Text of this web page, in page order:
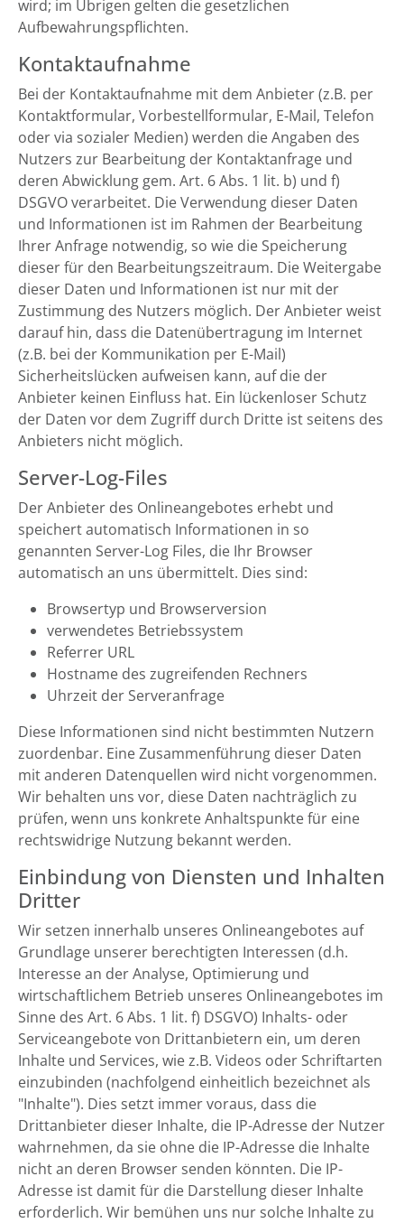
wird; im Übrigen gelten die gesetzlichen
Aufbewahrungspflichten.
Kontaktaufnahme
Bei der Kontaktaufnahme mit dem Anbieter (z.B. per
Kontaktformular, Vorbestellformular, E-Mail, Telefon
oder via sozialer Medien) werden die Angaben des
Nutzers zur Bearbeitung der Kontaktanfrage und
deren Abwicklung gem. Art. 6 Abs. 1 lit. b) und f)
DSGVO verarbeitet. Die Verwendung dieser Daten
und Informationen ist im Rahmen der Bearbeitung
Ihrer Anfrage notwendig, so wie die Speicherung
dieser für den Bearbeitungszeitraum. Die Weitergabe
dieser Daten und Informationen ist nur mit der
Zustimmung des Nutzers möglich. Der Anbieter weist
darauf hin, dass die Datenübertragung im Internet
(z.B. bei der Kommunikation per E-Mail)
Sicherheitslücken aufweisen kann, auf die der
Anbieter keinen Einfluss hat. Ein lückenloser Schutz
der Daten vor dem Zugriff durch Dritte ist seitens des
Anbieters nicht möglich.
Server-Log-Files
Der Anbieter des Onlineangebotes erhebt und
speichert automatisch Informationen in so
genannten Server-Log Files, die Ihr Browser
automatisch an uns übermittelt. Dies sind:
Browsertyp und Browserversion
verwendetes Betriebssystem
Referrer URL
Hostname des zugreifenden Rechners
Uhrzeit der Serveranfrage
Diese Informationen sind nicht bestimmten Nutzern
zuordenbar. Eine Zusammenführung dieser Daten
mit anderen Datenquellen wird nicht vorgenommen.
Wir behalten uns vor, diese Daten nachträglich zu
prüfen, wenn uns konkrete Anhaltspunkte für eine
rechtswidrige Nutzung bekannt werden.
Einbindung von Diensten und Inhalten
Dritter
Wir setzen innerhalb unseres Onlineangebotes auf
Grundlage unserer berechtigten Interessen (d.h.
Interesse an der Analyse, Optimierung und
wirtschaftlichem Betrieb unseres Onlineangebotes im
Sinne des Art. 6 Abs. 1 lit. f) DSGVO) Inhalts- oder
Serviceangebote von Drittanbietern ein, um deren
Inhalte und Services, wie z.B. Videos oder Schriftarten
einzubinden (nachfolgend einheitlich bezeichnet als
"Inhalte"). Dies setzt immer voraus, dass die
Drittanbieter dieser Inhalte, die IP-Adresse der Nutzer
wahrnehmen, da sie ohne die IP-Adresse die Inhalte
nicht an deren Browser senden könnten. Die IP-
Adresse ist damit für die Darstellung dieser Inhalte
erforderlich. Wir bemühen uns nur solche Inhalte zu